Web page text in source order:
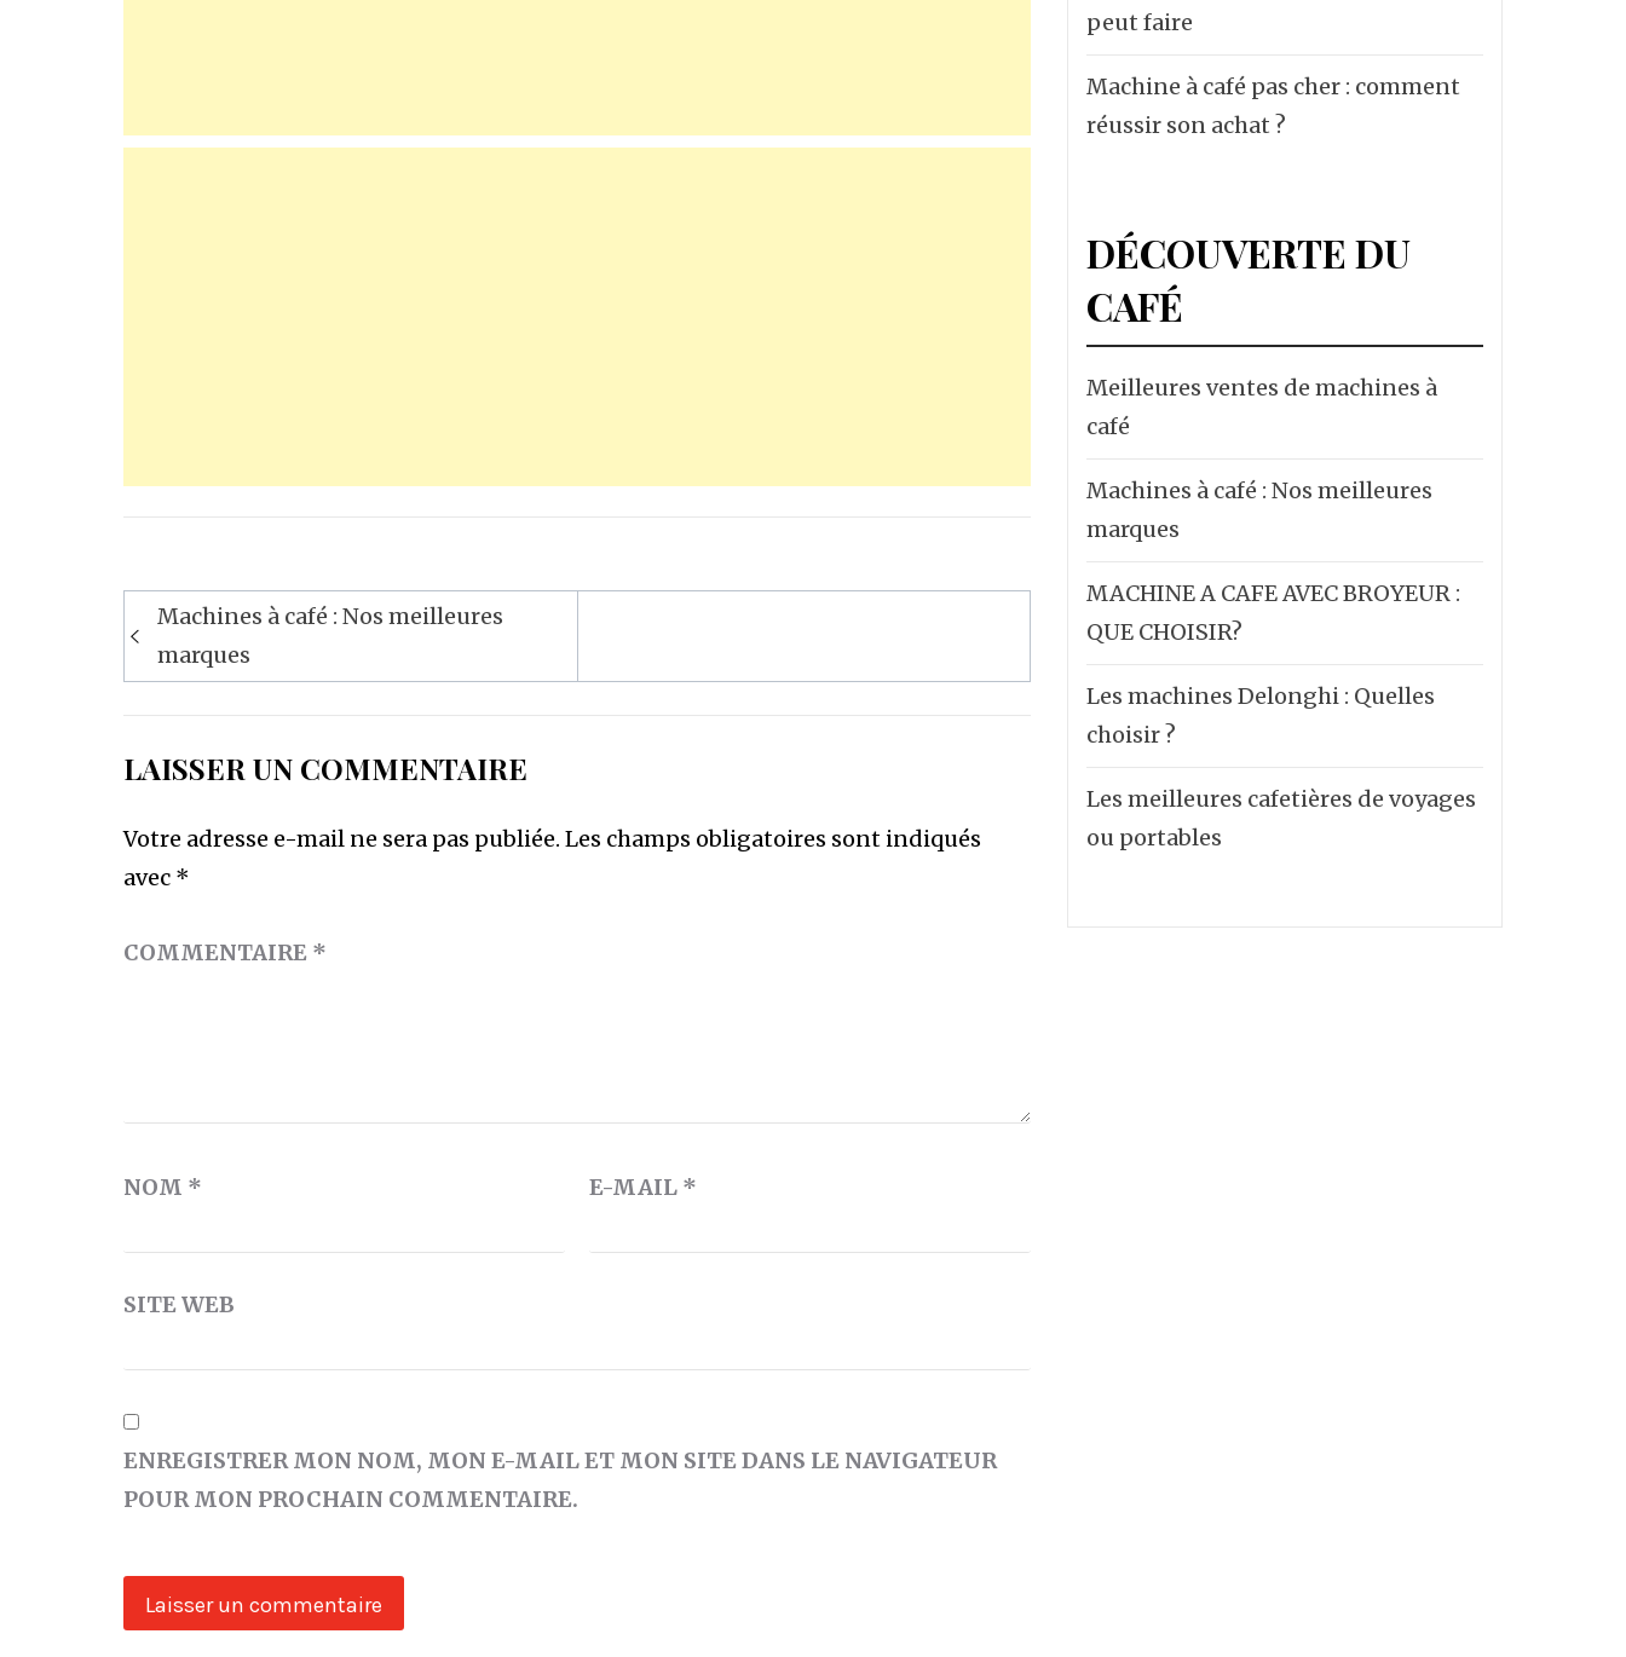
Navigation
de
l’article
Machines à café : Nos meilleures
marques
LAISSER UN COMMENTAIRE
Votre adresse e-mail ne sera pas publiée. Les champs obligatoires sont indiqués
avec *
COMMENTAIRE *
NOM * E-MAIL *
SITE WEB
ENREGISTRER MON NOM, MON E-MAIL ET MON SITE DANS LE NAVIGATEUR
POUR MON PROCHAIN COMMENTAIRE.
peut faire
Machine à café pas cher : comment
réussir son achat ?
DÉCOUVERTE DU
CAFÉ
Meilleures ventes de machines à
café
Machines à café : Nos meilleures
marques
MACHINE A CAFE AVEC BROYEUR :
QUE CHOISIR?
Les machines Delonghi : Quelles
choisir ?
Les meilleures cafetières de voyages
ou portables